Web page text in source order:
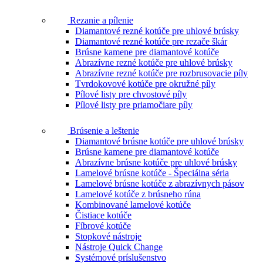
Rezanie a pílenie
Diamantové rezné kotúče pre uhlové brúsky
Diamantové rezné kotúče pre rezače škár
Brúsne kamene pre diamantové kotúče
Abrazívne rezné kotúče pre uhlové brúsky
Abrazívne rezné kotúče pre rozbrusovacie píly
Tvrdokovové kotúče pre okružné píly
Pílové listy pre chvostové píly
Pílové listy pre priamočiare píly
Brúsenie a leštenie
Diamantové brúsne kotúče pre uhlové brúsky
Brúsne kamene pre diamantové kotúče
Abrazívne brúsne kotúče pre uhlové brúsky
Lamelové brúsne kotúče - Špeciálna séria
Lamelové brúsne kotúče z abrazívnych pásov
Lamelové kotúče z brúsneho rúna
Kombinované lamelové kotúče
Čistiace kotúče
Fíbrové kotúče
Stopkové nástroje
Nástroje Quick Change
Systémové príslušenstvo